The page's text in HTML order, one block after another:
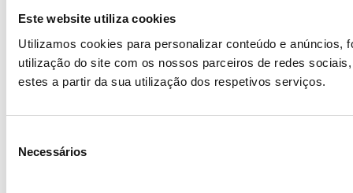
Este website utiliza cookies
Utilizamos cookies para personalizar conteúdo e anúncios,
utilização do site com os nossos parceiros de redes
estes a partir da sua utilização dos respetivos serviços.
Necessários